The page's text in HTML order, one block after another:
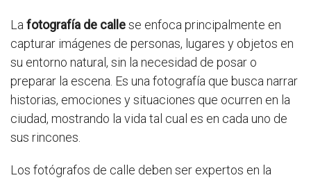
La fotografía de callese enfoca principalmente en
capturar imágenes de personas, lugares y objetos en
su entorno natural, sin la necesidad de posar o
preparar la escena. Es una fotografía que busca narrar
historias, emociones y situaciones que ocurren en la
ciudad, mostrando la vida tal cual es en cada uno de
sus rincones.
Los fotógrafos de calle deben ser expertos en la